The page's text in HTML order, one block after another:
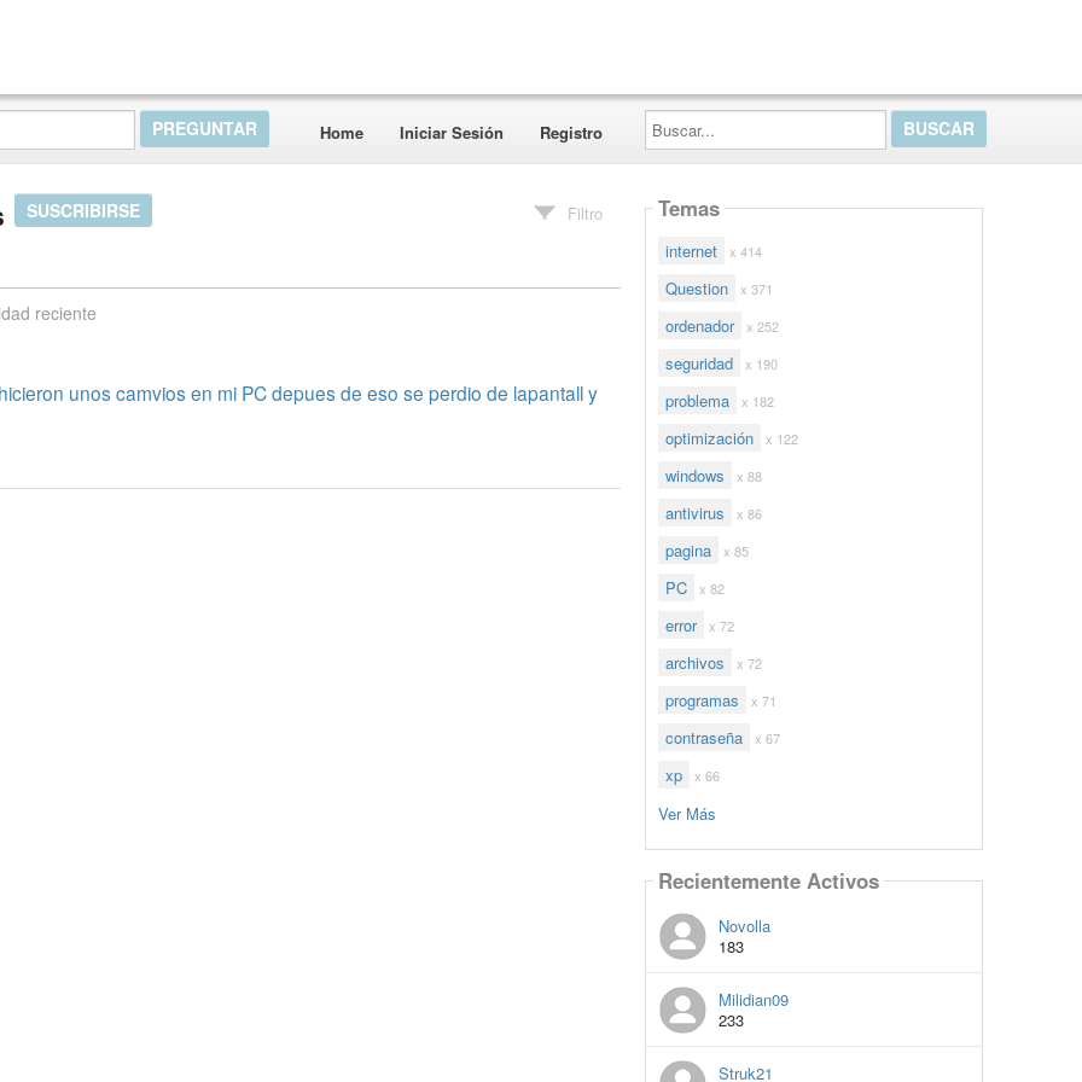
Home Iniciar Sesión Registro
Buscar...
SUSCRIBIRSE Filtro
reciente
unos camvios en mi PC depues de eso se perdio de lapantall y
Temas
internet x 414
Question x 371
ordenador x 252
seguridad x 190
problema x 182
optimización x 122
windows x 88
antivirus x 86
pagina x 85
PC x 82
error x 72
archivos x 72
programas x 71
contraseña x 67
xp x 66
Ver Más
Recientemente Activos
Novolla
183
Milidian09
233
Struk21